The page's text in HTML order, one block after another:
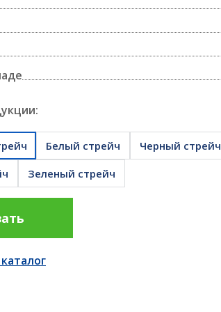
ПЛЕНКА ДЛЯ ПРОИЗВОДСТВА
ПРОДУКТОВ
Белый стрейч Черный стрейч
Зеленый стрейч